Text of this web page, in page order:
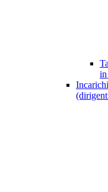
in